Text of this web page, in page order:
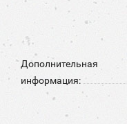
Дополнительная
информация: